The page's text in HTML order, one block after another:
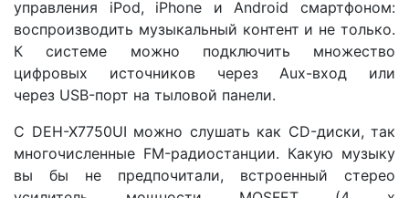
управления iPod, iPhone и Android смартфоном:
воспроизводить музыкальный контент и не только.
К системе можно подключить множество
цифровых источников через Aux-вход или
через USB-порт на тыловой панели.
С DEH-X7750UI можно слушать как CD-диски, так
многочисленные FM-радиостанции. Какую музыку
вы бы не предпочитали, встроенный стерео